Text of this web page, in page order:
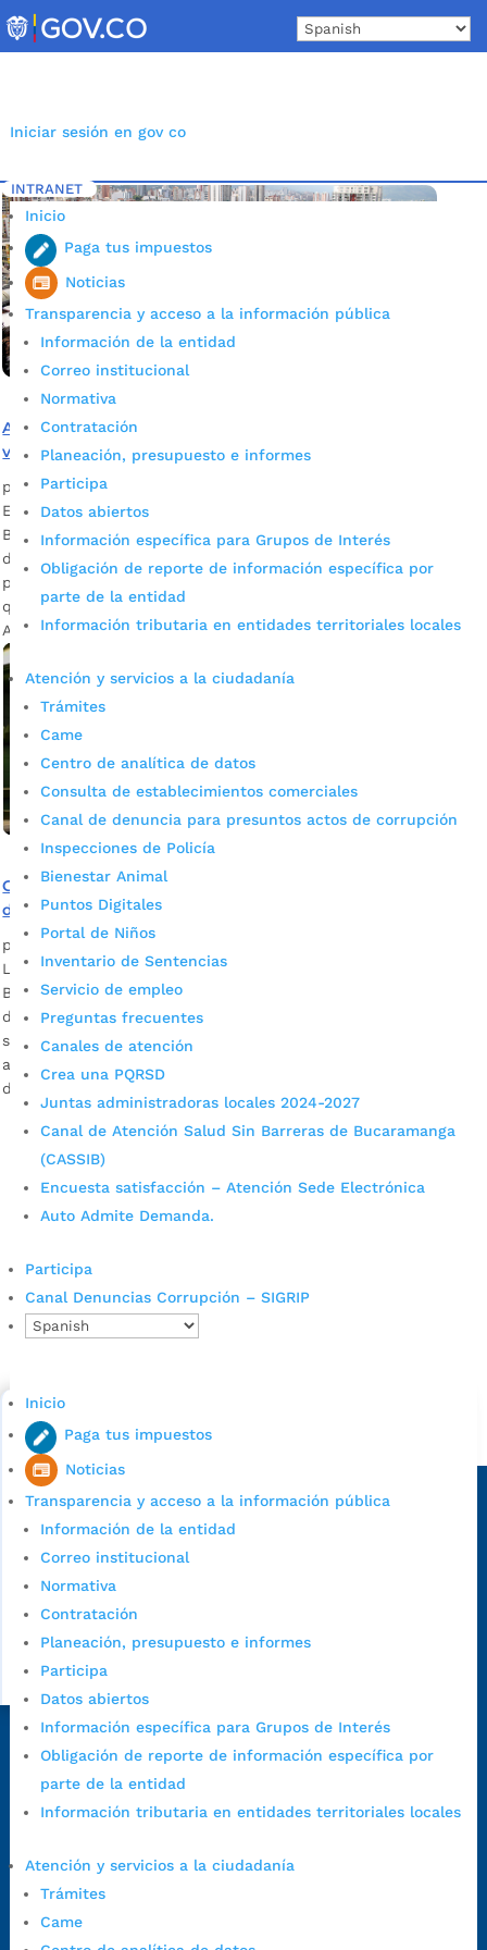
to
content
Iniciar sesión en gov co
INTRANET
Inicio
Paga tus impuestos
Noticias
Transparencia y acceso a la información pública
Información de la entidad
Correo institucional
Normativa
Contratación
Planeación, presupuesto e informes
Participa
Datos abiertos
Información específica para Grupos de Interés
Obligación de reporte de información específica por
parte de la entidad
Información tributaria en entidades territoriales locales
Atención y servicios a la ciudadanía
Trámites
Came
Centro de analítica de datos
Consulta de establecimientos comerciales
Canal de denuncia para presuntos actos de corrupción
Inspecciones de Policía
Bienestar Animal
Puntos Digitales
Portal de Niños
Inventario de Sentencias
Servicio de empleo
Preguntas frecuentes
Canales de atención
Crea una PQRSD
Juntas administradoras locales 2024-2027
Canal de Atención Salud Sin Barreras de Bucaramanga
(CASSIB)
Encuesta satisfacción – Atención Sede Electrónica
Auto Admite Demanda.
Participa
Canal Denuncias Corrupción – SIGRIP
Inicio
Paga tus impuestos
Noticias
Transparencia y acceso a la información pública
Información de la entidad
Correo institucional
Normativa
Contratación
Planeación, presupuesto e informes
Participa
Datos abiertos
Información específica para Grupos de Interés
Obligación de reporte de información específica por
parte de la entidad
Información tributaria en entidades territoriales locales
Atención y servicios a la ciudadanía
Trámites
Came
Inicio 5 Etiqueta: Gastos
Alcaldía socializó el proyecto de presupuesto para la
vigencia fiscal 2021 en Bucaramanga
por Alcaldía de Bucaramanga
El próximo 10 de octubre será radicado en el Concejo de
Bucaramanga para su respectiva aprobación. La propuesta
de presupuesto general de rentas y gastos del Municipio
para la vigencia 2021 fue socializada este jueves. Se espera
que el 10 de octubre próximo sea presentado el Proyecto de
Acuerdo ante el Concejo de Bucaramanga. Ingresos […]
Comercio bumangués empezó a recuperarse tras meses
de pérdidas por la pandemia del Covid-19
por
La flexibilización de medidas adoptados por la Alcaldía de
Bucaramanga y la reapertura de nuevos sectores desde el 1
de septiembre, en el marco de la fase de aislamiento
selectivo, han permitido que el consumo en la ciudad vuelva
a recuperarse. Fotografía: Mauro Rodríguez / Prensa Alcaldía
de Bucaramanga Descargar audio: Ángel Galvis, asesor de […]
Cupos Escolares Bucaramanga 2022
Consulta aqui los pasos para inscribirse y solicitar un
Alcaldía de Bucaramanga
Sede principal
Dirección Fase I:
Calle 35 # 10-43, Bucaramanga, Santander,
Colombia.
Dirección Fase II:
Carrera 11 # 34-52, Bucaramanga, Santander,
Código Postal:680006. Código Dane: 68001.
Horario de Atención:
1:00 p.m. a 5:30 p.m. / viernes jornada continua en el horario de
7:00 a.m. a 5:00 p.m., con 30 minutos de descanso al medio día.